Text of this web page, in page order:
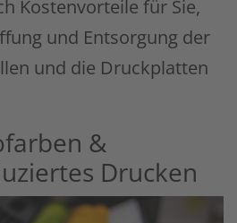
Kosten­vor­teile für Sie,
und Ent­sorgung der
und die Druck­platten
&
Drucken